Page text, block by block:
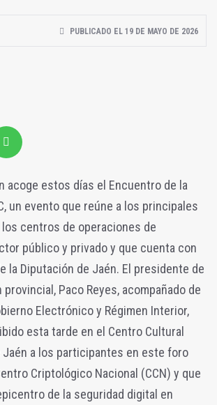
PUBLICADO EL 19 DE MAYO DE 2026
acoge estos días el Encuentro de la
un evento que reúne a los principales
centros de operaciones de
público y privado y que cuenta con
la Diputación de Jaén. El presidente de
provincial, Paco Reyes, acompañado de
Electrónico y Régimen Interior,
esta tarde en el Centro Cultural
Jaén a los participantes en este foro
Criptológico Nacional (CCN) y que
de la seguridad digital en